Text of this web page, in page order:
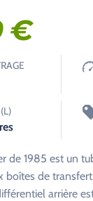
€
de 1985 est un
boîtes de
arrière